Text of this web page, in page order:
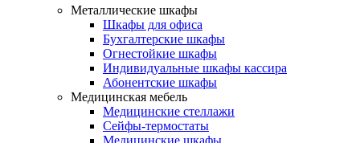
Металлические шкафы
Шкафы для офиса
Бухгалтерские шкафы
Огнестойкие шкафы
Индивидуальные шкафы кассира
Абонентские шкафы
Медицинская мебель
Медицинские стеллажи
Сейфы-термостаты
Медицинские шкафы